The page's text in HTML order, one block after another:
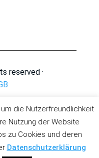
reserved ·
die Nutzerfreundlichkeit
Nutzung der Website
zu Cookies und deren
Datenschutzerklärung
(Englisch)